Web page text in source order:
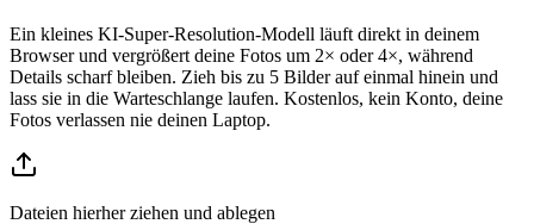
Ein kleines KI-Super-Resolution-Modell läuft direkt in deinem
Browser und vergrößert deine Fotos um 2× oder 4×, während
Details scharf bleiben. Zieh bis zu 5 Bilder auf einmal hinein und
lass sie in die Warteschlange laufen. Kostenlos, kein Konto, deine
Fotos verlassen nie deinen Laptop.
Dateien hierher ziehen und ablegen